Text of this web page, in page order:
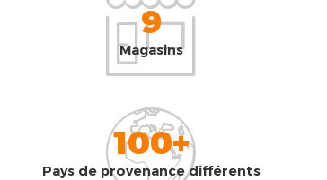
9
Magasins
100+
Pays de provenance différents